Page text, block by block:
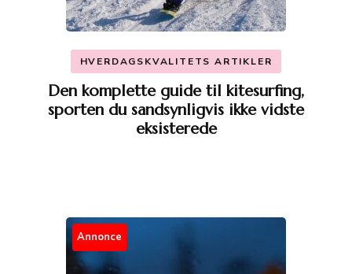
HVERDAGSKVALITETS ARTIKLER
Den komplette guide til kitesurfing,
sporten du sandsynligvis ikke vidste
eksisterede
Annonce